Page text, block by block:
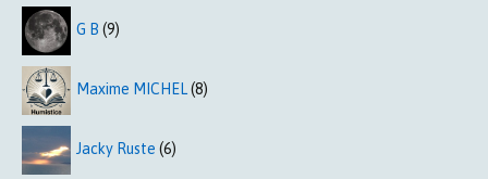
G B (9)
Maxime MICHEL(8)
Jacky Ruste (6)